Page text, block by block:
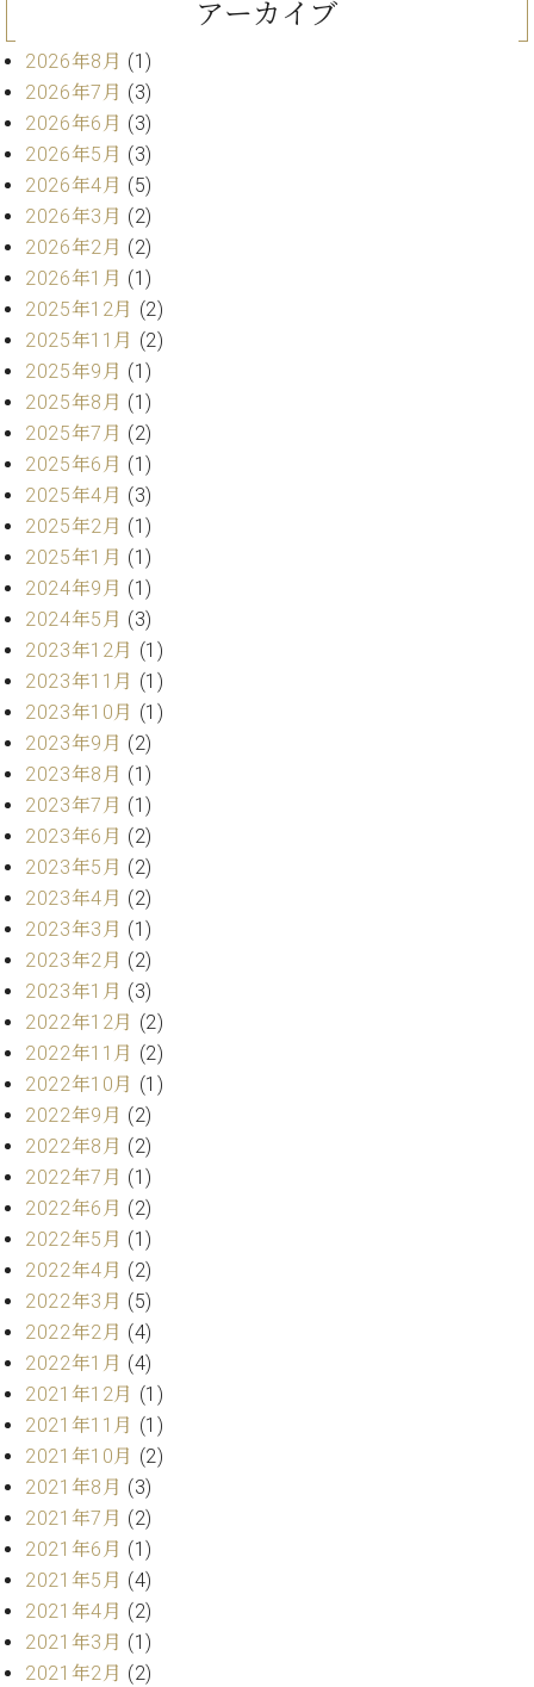
ア
ノ
C.
ベ
ヒ
シ
ュ
タ
イ
レ
ジ
デ
ン
ス
ア
ッ
プ
ラ
イ
ト
ピ
ノ
C.
ベ
ヒ
シ
ュ
タ
イ
ン
ア
カ
デ
ミ
ー
W.
ホ
フ
マ
ン
プ
ロ
フ
ェ
ッ
シ
ョ
ナ
ル
W.
ホ
フ
マ
ン
ト
タル
ホー
ル・
スタ
ジオ
空き
状況
動
画
収
録
ー
ビ
ス
音
楽
ピ
ア
ノ
の
コ
シ
ェ
ル
ジ
ュ
セ
ス
セン
トラ
ム東
ご案
内
(PDF)
お
問
わ
せ
本
社
：
八
王
子
・
術
営
業
ン
タ
アーカイブ
2026年8月 (1)
2026年7月 (3)
2026年6月 (3)
2026年5月 (3)
2026年4月 (5)
2026年3月 (2)
2026年2月 (2)
2026年1月 (1)
2025年12月 (2)
2025年11月 (2)
2025年9月 (1)
2025年8月 (1)
2025年7月 (2)
2025年6月 (1)
2025年4月 (3)
2025年2月 (1)
2025年1月 (1)
2024年9月 (1)
2024年5月 (3)
2023年12月 (1)
2023年11月 (1)
2023年10月 (1)
2023年9月 (2)
2023年8月 (1)
2023年7月 (1)
2023年6月 (2)
2023年5月 (2)
2023年4月 (2)
2023年3月 (1)
2023年2月 (2)
2023年1月 (3)
2022年12月 (2)
2022年11月 (2)
2022年10月 (1)
2022年9月 (2)
2022年8月 (2)
2022年7月 (1)
2022年6月 (2)
2022年5月 (1)
2022年4月 (2)
2022年3月 (5)
2022年2月 (4)
2022年1月 (4)
2021年12月 (1)
2021年11月 (1)
2021年10月 (2)
2021年8月 (3)
2021年7月 (2)
2021年6月 (1)
2021年5月 (4)
2021年4月 (2)
2021年3月 (1)
2021年2月 (2)